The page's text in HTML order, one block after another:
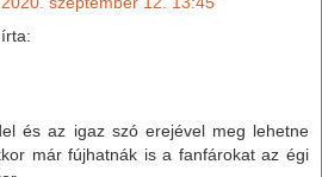
és az igaz szó erejével meg lehetne
már fújhatnák is a fanfárokat az égi